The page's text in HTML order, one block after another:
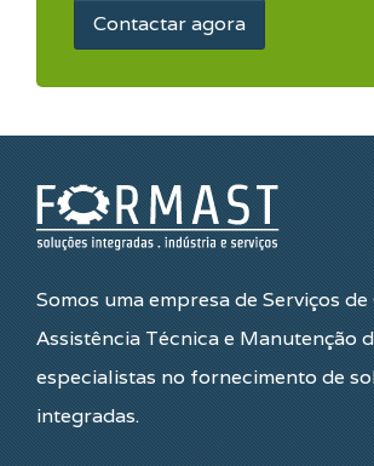
Contactar agora
Somos uma empresa de Serviços de
Assistência Técnica e Manutenção
especialistas no fornecimento de
integradas.